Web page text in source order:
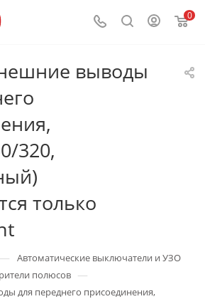
0
выводы
320,
только
— Автоматические выключатели и УЗО
полюсов —
для переднего присоединения,